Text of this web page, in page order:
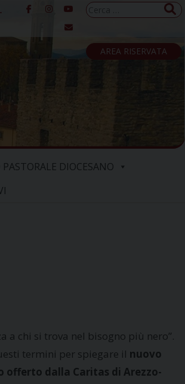
Ricerca
AREA RISERVATA
DIOCESANO
a chi si trova nel bisogno più nero”.
termini per spiegare il nuovo
offerto dalla Caritas di Arezzo-